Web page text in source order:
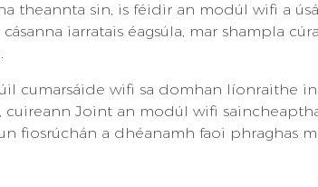
theannta sin, is féidir an modúl wifi a
iarratais éagsúla, mar shampla
cumarsáide wifi sa domhan líonraithe
cuireann Joint an modúl wifi
fiosrúchán a dhéanamh faoi phraghas